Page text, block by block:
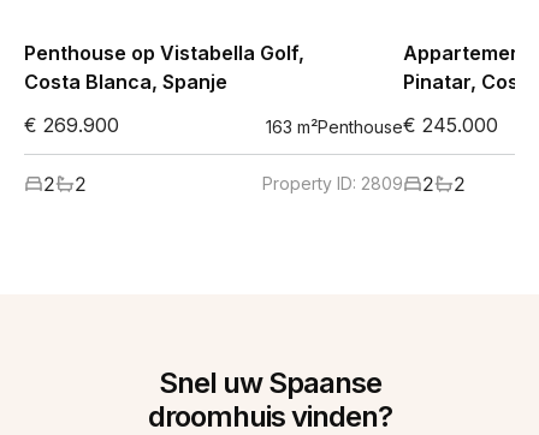
Penthouse op Vistabella Golf,
Costa Blanca, Spanje
€ 269.900
163 m²Penthouse
2 2 Property ID: 2809
Appartement
Pinatar,
€ 245.000
2 2
Snel uw Spaanse
droomhuis vinden?